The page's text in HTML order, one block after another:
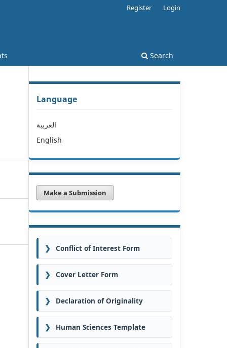
Search
Register Login
Language
العربية
English
Make a Submission
❯ Conflict of Interest Form
❯ Cover Letter Form
❯ Declaration of Originality
❯ Human Sciences Template